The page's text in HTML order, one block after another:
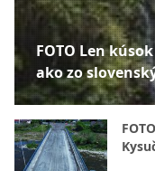
FOTO Len
ako zo